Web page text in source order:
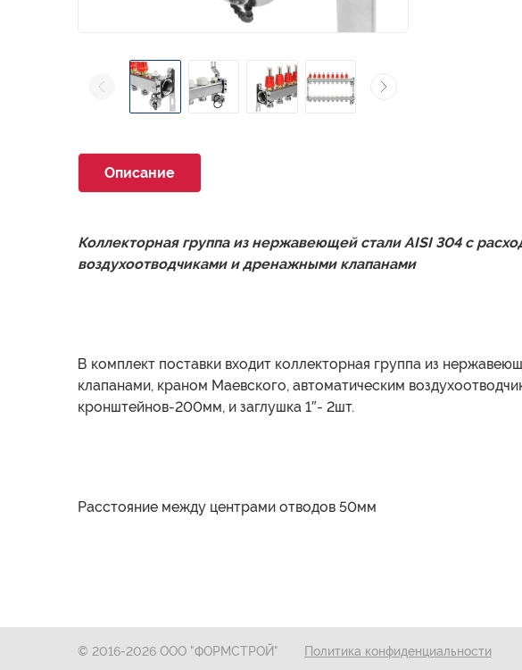
Описание
Коллекторная группа из нержавеющей стали AISI 304 с
воздухоотводчиками и дренажными клапанами
В комплект поставки входит коллекторная группа из
клапанами, краном Маевского, автоматическим
кронштейнов-200мм, и заглушка 1″- 2шт.
Расстояние между центрами отводов 50мм
© 2016-2026 ООО "ФОРМСТРОЙ" Политика конфиденциальности